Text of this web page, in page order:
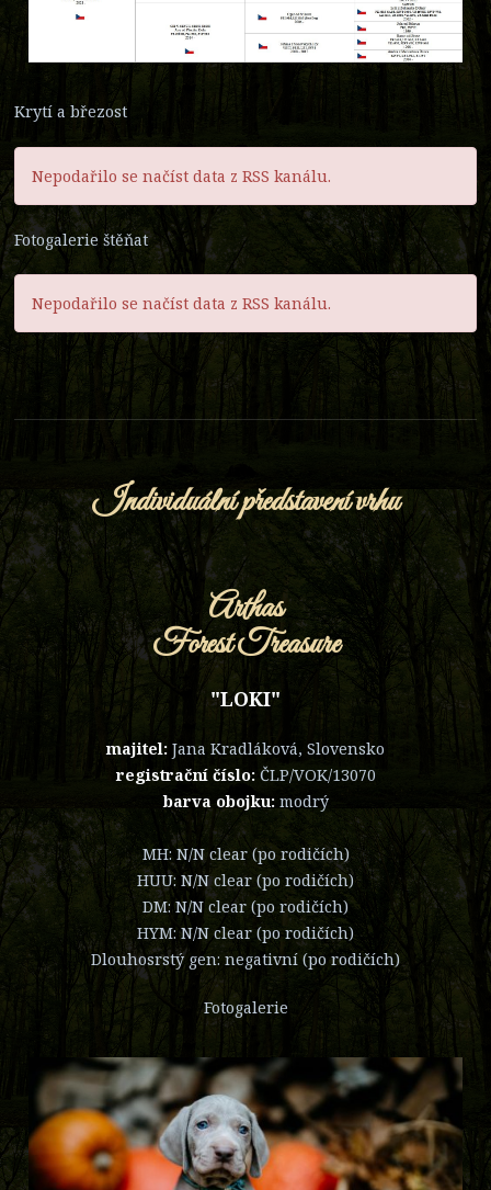
Krytí a březost
Nepodařilo se načíst data z RSS kanálu.
Fotogalerie štěňat
Nepodařilo se načíst data z RSS kanálu.
Individuální představení vrhu
Arthas
Forest Treasure
"LOKI"
majitel: Jana Kradláková, Slovensko
registrační číslo: ČLP/VOK/13070
barva obojku:modrý
MH: N/N clear (po rodičích)
HUU: N/N clear (po rodičích)
DM: N/N clear (po rodičích)
HYM: N/N clear (po rodičích)
Dlouhosrstý gen: negativní (po rodičích)
Fotogalerie